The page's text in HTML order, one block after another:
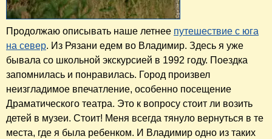
Продолжаю описывать наше летнее путешествие с юга
на север. Из Рязани едем во Владимир. Здесь я уже
бывала со школьной экскурсией в 1992 году. Поездка
запомнилась и понравилась. Город произвел
неизгладимое впечатление, особенно посещение
Драматического театра. Это к вопросу стоит ли возить
детей в музеи. Стоит! Меня всегда тянуло вернуться в те
места, где я была ребенком. И Владимир одно из таких